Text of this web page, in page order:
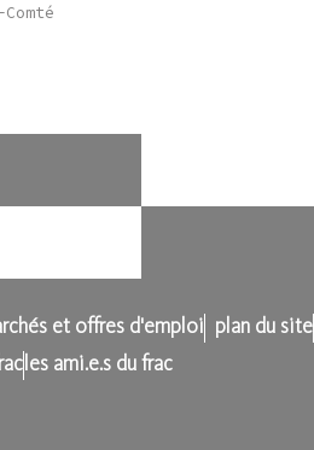
et offres d'emploi
plan du site
les ami.e.s du frac